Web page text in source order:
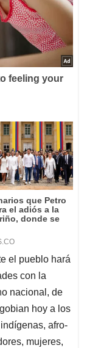
el pueblo hará
con la
nacional, de
hoy a los
afro-
mujeres,